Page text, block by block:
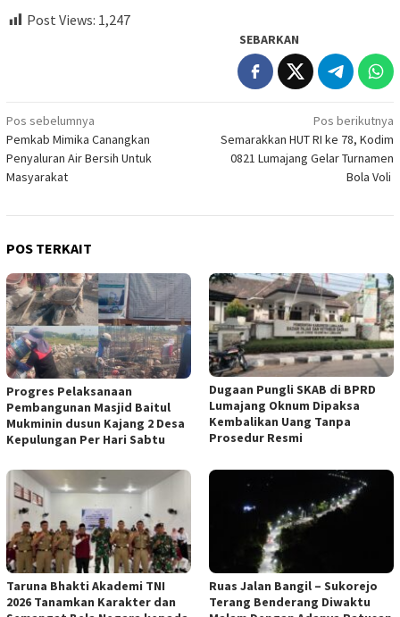
Post Views: 1,247
SEBARKAN
Navigasi
pos
Pos sebelumnya
Pemkab Mimika Canangkan
Penyaluran Air Bersih Untuk
Masyarakat
Pos berikutnya
Semarakkan HUT RI ke 78, Kodim
0821 Lumajang Gelar Turnamen
Bola Voli
POS TERKAIT
Progres Pelaksanaan
Pembangunan Masjid Baitul
Mukminin dusun Kajang 2 Desa
Kepulungan Per Hari Sabtu
Dugaan Pungli SKAB di BPRD
Lumajang Oknum Dipaksa
Kembalikan Uang Tanpa
Prosedur Resmi
Taruna Bhakti Akademi TNI
2026 Tanamkan Karakter dan
Ruas Jalan Bangil – Sukorejo
Terang Benderang Diwaktu